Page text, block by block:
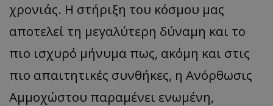
χρονιάς. Η στήριξη του κόσμου μας
αποτελεί τη μεγαλύτερη δύναμη και το
πιο ισχυρό μήνυμα πως, ακόμη και στις
πιο απαιτητικές συνθήκες, η Ανόρθωσις
Αμμοχώστου παραμένει ενωμένη,